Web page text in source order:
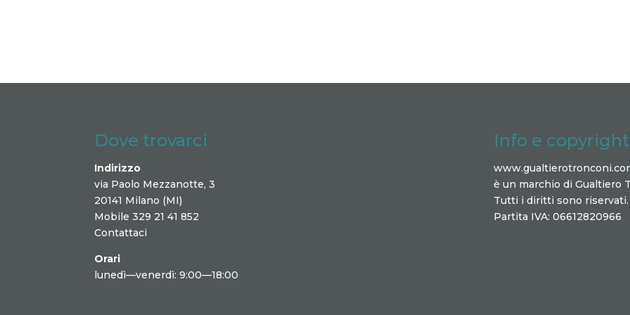
Dove trovarci
Indirizzo
via Paolo Mezzanotte, 3
20141 Milano (MI)
Mobile 329 21 41 852
Contattaci
Orari
lunedì—venerdì: 9:00—18:00
Info e copyright
è un marchio di Gualtiero
Tutti i diritti sono riservati.
Partita IVA: 06612820966